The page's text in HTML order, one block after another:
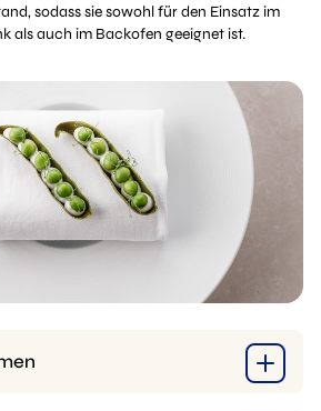
sodass sie sowohl für den Einsatz im
als auch im Backofen geeignet ist.